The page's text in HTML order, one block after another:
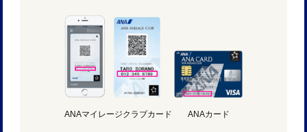
ANAマイレージクラブカード ANAカード